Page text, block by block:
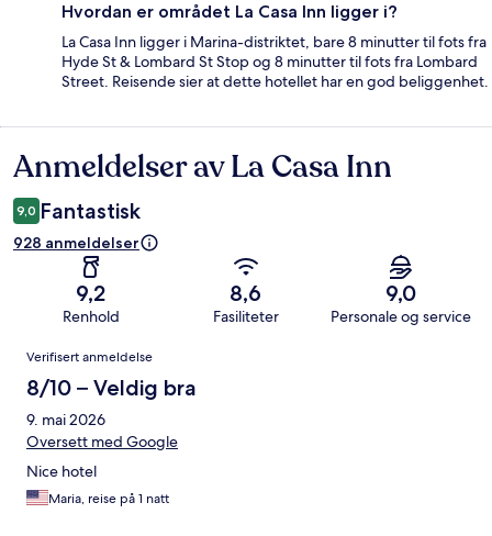
Hvordan er området La Casa Inn ligger i?
La Casa Inn ligger i Marina-distriktet, bare 8 minutter til fots fra
Hyde St & Lombard St Stop og 8 minutter til fots fra Lombard
Street. Reisende sier at dette hotellet har en god beliggenhet.
Anmeldelser
Anmeldelser av La Casa Inn
9,0 Fantastisk
928 anmeldelser
9,2
Renhold
8,6
Fasiliteter
9,0
Personale og service
Anmeldelser
Verifisert anmeldelse
8/10 – Veldig bra
9. mai 2026
Oversett med Google
Nice hotel
Maria, reise på 1 natt